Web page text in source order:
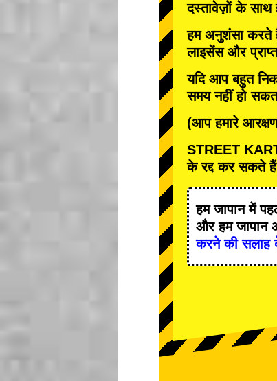
दस्तावेज़ों के साथ
हम अनुशंसा करते
लाइसेंस और
यदि आप बहुत
समय नहीं हो
(आप हमारे
STREET
के रद्द कर सकते
हम जापान में
और हम जापान
करने की सलाह